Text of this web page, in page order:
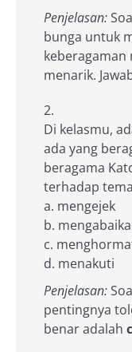
Penjelasan:
bunga untuk
menarik.
Di kelasmu,
ada yang
beragama
terhadap
a. mengejek
b.
c.
d. menakuti
Penjelasan:
pentingnya
benar adalah